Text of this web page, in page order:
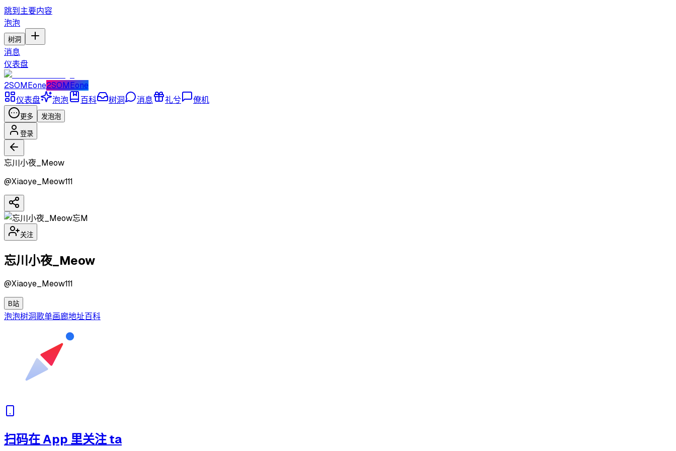
跳到主要内容
泡泡
树洞
消息
仪表盘
2SOMEone2SOMEone
仪表盘
泡泡 百科 树洞 消息 礼兮 僚机
更多 发泡泡
登录
忘川小夜_Meow
@Xiaoye_Meow111
忘M
关注
忘川小夜_Meow
@Xiaoye_Meow111
B站
泡泡树洞歌单画廊地址百科
扫码在 App 里关注 ta